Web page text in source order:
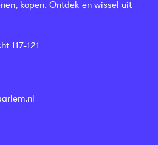
kopen. Ontdek en wissel uit
117-121